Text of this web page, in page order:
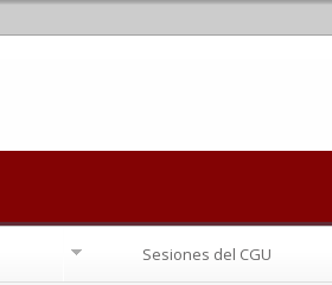
Sesiones del CGU